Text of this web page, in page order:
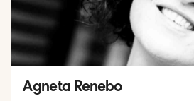
Agneta Renebo